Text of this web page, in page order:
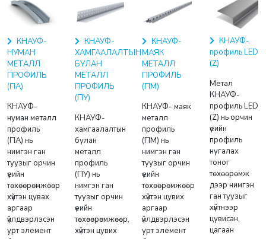
КНАУФ-
НУМАН
МЕТАЛЛ
ПРОФИЛЬ
(ПА)
КНАУФ-
нуман металл
профиль
(ПА) нь
нимгэн ган
туузыг орчин
үеийн
төхөөрөмжөөр
хүйтэн цувах
аргаар
үйлдвэрлэсэн
урт элемент
КНАУФ-
ХАМГААЛАЛТЫН
БУЛАН
МЕТАЛЛ
ПРОФИЛЬ
(ПУ)
КНАУФ-
хамгаалалтын
булан
металл
профиль
(ПУ) нь
нимгэн ган
туузыг орчин
үеийн
төхөөрөмжөөр,
хүйтэн цувих
КНАУФ-
МАЯК
МЕТАЛЛ
ПРОФИЛЬ
(ПМ)
КНАУФ- маяк
металл
профиль
(ПМ) нь
нимгэн ган
туузыг орчин
үеийн
төхөөрөмжөөр
хүйтэн цувих
аргаар
үйлдвэрлэсэн
урт элемент
КНАУФ-
профиль LED
(Z)
Метал
КНАУФ-
профиль LED
(Z) нь орчин
үеийн
профиль
нугалах
тоног
төхөөрөмж
дээр нимгэн
ган туузыг
хүйтнээр
цувисан,
цагаан